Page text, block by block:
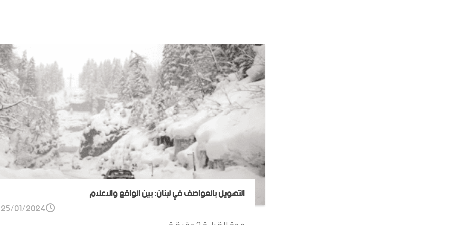
التهويل بالعواصف في لبنان: بين الواقع والاعلام
25/01/2024